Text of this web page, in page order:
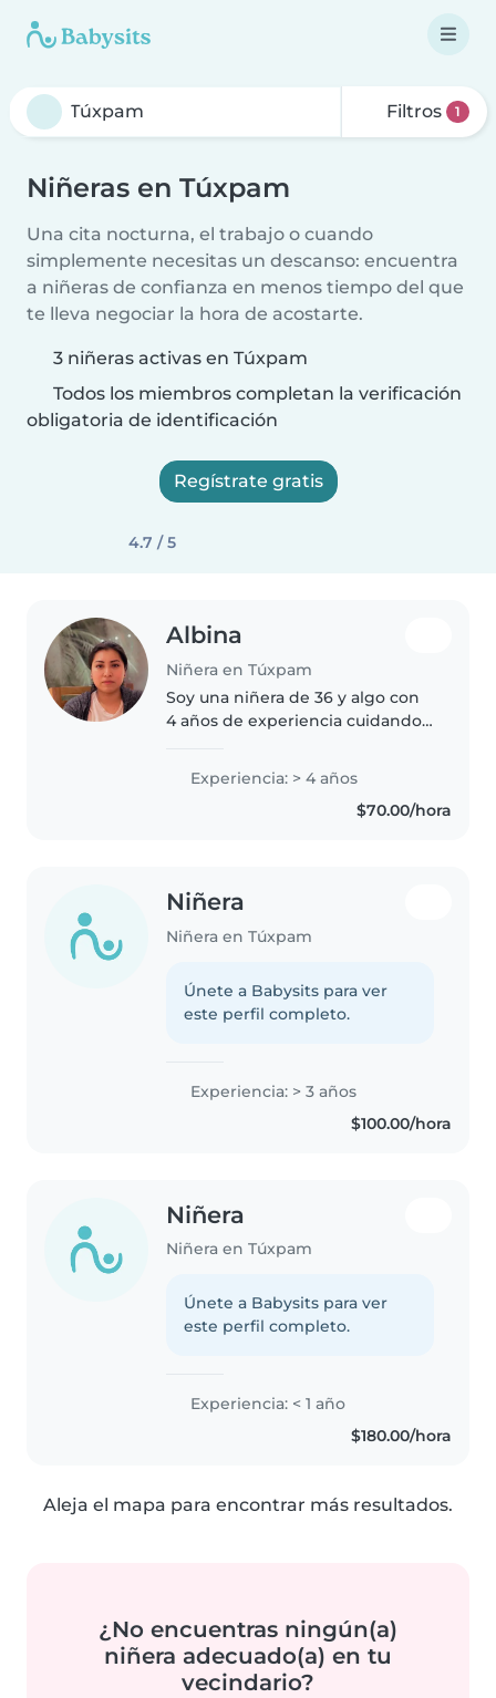
Filtros 1
Niñeras en Túxpam
Una cita nocturna, el trabajo o cuando
simplemente necesitas un descanso: encuentra
a niñeras de confianza en menos tiempo del que
te lleva negociar la hora de acostarte.
3 niñeras activas en Túxpam
Todos los miembros completan la verificación
obligatoria de identificación
Regístrate gratis
4.7 / 5
Albina
Niñera en Túxpam
Soy una niñera de 36 y algo con
4 años de experiencia cuidando
certificación de primeros
auxilios, soy muy hábil en
actividades como dibujo, lectura,
Experiencia: > 4 años
$70.00/hora
Niñera
Niñera en Túxpam
Únete a Babysits para ver
este perfil completo.
Experiencia: > 3 años
$100.00/hora
Niñera
Niñera en Túxpam
Únete a Babysits para ver
este perfil completo.
Experiencia: < 1 año
$180.00/hora
Aleja el mapa para encontrar más resultados.
¿No encuentras ningún(a)
niñera adecuado(a) en tu
vecindario?